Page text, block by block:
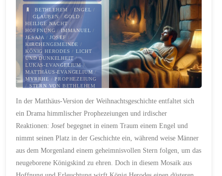
mit
uns
Heiligabend
&
Geburt
Game-
Changers
BETHLEHEM / ENGEL /
GLAUBEN/GOLD /
HEILIGE NACHT /
HOFFNUNG /IMMANUEL /
JESAJA /JOSEF /
KIRCHENGEMEINDE /
KÖNIG HERODES / LICHT
UND DUNKELHEIT /
LUKAS-EVANGELIUM /
MATTHÄUS-EVANGELIUM /
MYRRHE /PROPHEZEIUNG
/ STERN VON BETHLEHEM
WEIHNACHTSGESCHICHTE
WEIHRAUCH/ WEISE AUS
21. DEZEMBER 2023
In der Matthäus-Version der Weihnachtsgeschichte entfaltet sich
ein Drama himmlischer Prophezeiungen und irdischer
Reaktionen: Josef begegnet in einem Traum einem Engel und
nimmt seinen Platz in der Geschichte ein, während weise Männer
aus dem Morgenland einem geheimnisvollen Stern folgen, um das
neugeborene Königskind zu ehren. Doch in diesem Mosaik aus